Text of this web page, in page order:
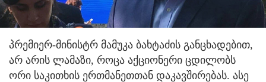
პრემიერ-მინისტრ მამუკა ბახტაძის განცხადებით,
არ არის ლამაზი, როცა აქციონერი ცდილობს
ორი საკითხის ერთმანეთთან დაკავშირებას. ასე